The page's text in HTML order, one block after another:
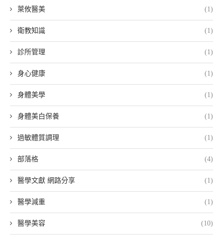
萊攸醫美 (1)
衛教知識 (1)
診所管理 (1)
身心健康 (1)
身體美學 (1)
身體美白保養 (1)
過敏體質調理 (1)
部落格 (4)
醫學文獻 網路分享 (1)
醫學減重 (1)
醫學美容 (10)